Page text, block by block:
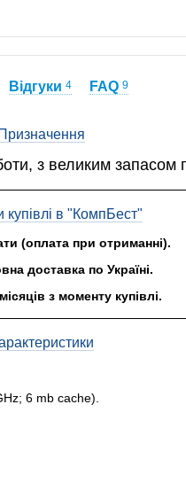
Відгуки 4 FAQ 9
Призначення
з великим запасом
купівлі в "КомпБест"
(оплата при отриманні).
доставка по Україні.
з моменту купівлі.
6 mb cache).